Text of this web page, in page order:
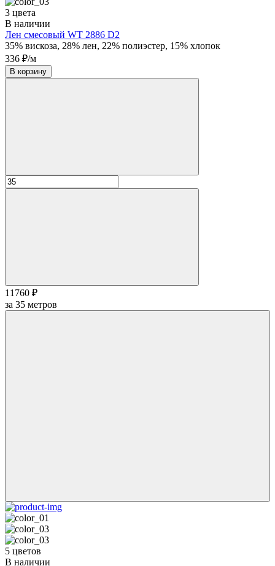
3 цвета
В наличии
Лен смесовый WT 2886 D2
35% вискоза, 28% лен, 22% полиэстер, 15% хлопок
336 ₽/м
В корзину
11760 ₽
за 35 метров
5 цветов
В наличии